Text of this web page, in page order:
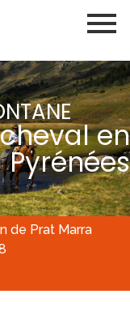
en
Pyrénées
de Prat Marra